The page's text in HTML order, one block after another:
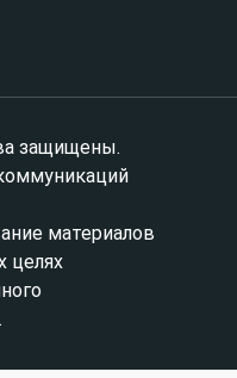
защищены.
материалов
целях